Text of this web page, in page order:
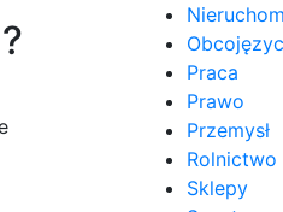
Praca
Prawo
Przemysł
Rolnictwo
Sklepy